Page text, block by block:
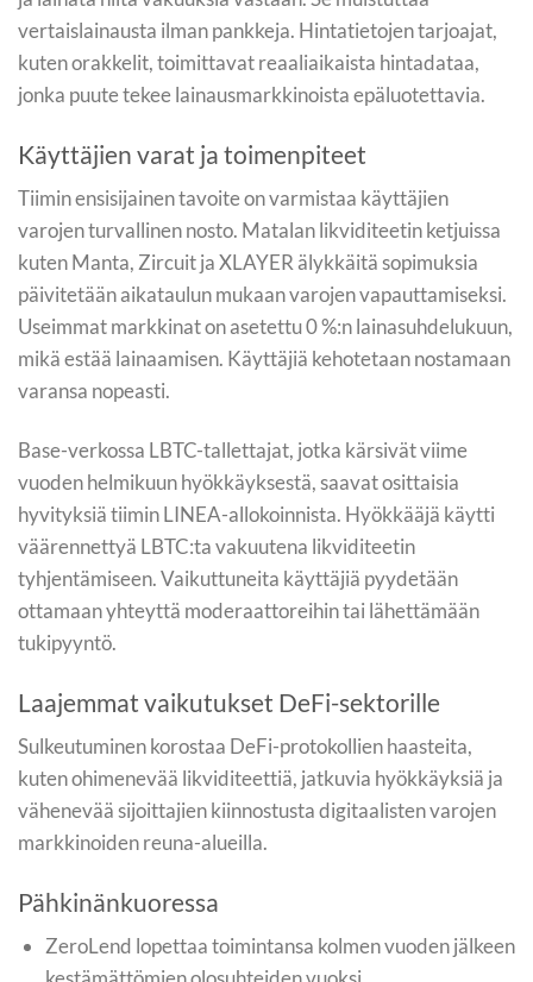
vertaislainausta ilman pankkeja. Hintatietojen tarjoajat,
kuten orakkelit, toimittavat reaaliaikaista hintadataa,
jonka puute tekee lainausmarkkinoista epäluotettavia.
Käyttäjien varat ja toimenpiteet
Tiimin ensisijainen tavoite on varmistaa käyttäjien
varojen turvallinen nosto. Matalan likviditeetin ketjuissa
kuten Manta, Zircuit ja XLAYER älykkäitä sopimuksia
päivitetään aikataulun mukaan varojen vapauttamiseksi.
Useimmat markkinat on asetettu 0 %:n lainasuhdelukuun,
mikä estää lainaamisen. Käyttäjiä kehotetaan nostamaan
varansa nopeasti.
Base-verkossa LBTC-tallettajat, jotka kärsivät viime
vuoden helmikuun hyökkäyksestä, saavat osittaisia
hyvityksiä tiimin LINEA-allokoinnista. Hyökkääjä käytti
väärennettyä LBTC:ta vakuutena likviditeetin
tyhjentämiseen. Vaikuttuneita käyttäjiä pyydetään
ottamaan yhteyttä moderaattoreihin tai lähettämään
tukipyyntö.
Laajemmat vaikutukset DeFi-sektorille
Sulkeutuminen korostaa DeFi-protokollien haasteita,
kuten ohimenevää likviditeettiä, jatkuvia hyökkäyksiä ja
vähenevää sijoittajien kiinnostusta digitaalisten varojen
markkinoiden reuna-alueilla.
Pähkinänkuoressa
ZeroLend lopettaa toimintansa kolmen vuoden jälkeen